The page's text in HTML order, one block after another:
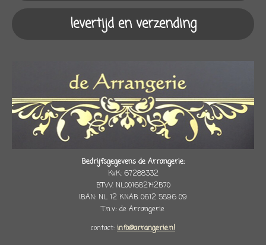
levertijd en verzending
Bedrijfsgegevens de Arrangerie:
KvK: 67288332
BTW: NL001682142B70
IBAN: NL 12 KNAB 0612 5896 09
T.n.v.: de Arrangerie
contact: info@arrangerie.nl